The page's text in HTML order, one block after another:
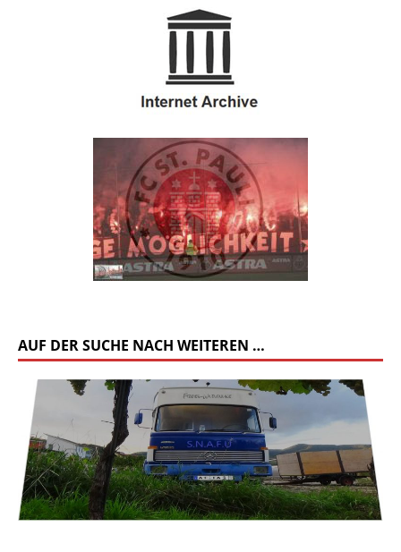
AUF DER SUCHE NACH WEITEREN …